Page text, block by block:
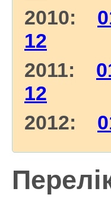
2010:
12
2011:
12
2012: